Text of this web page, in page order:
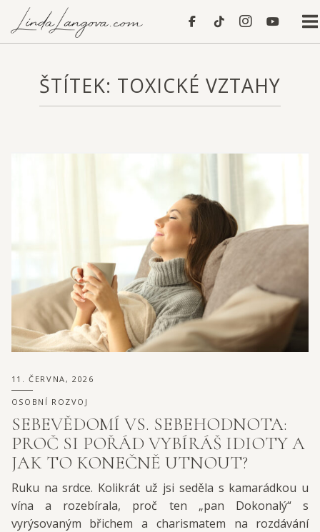
content
Home
ŠTÍTEK: TOXICKÉ VZTAHY
11. ČERVNA, 2026
OSOBNÍ ROZVOJ
SEBEVĚDOMÍ VS. SEBEHODNOTA:
PROČ SI POŘÁD VYBÍRÁŠ IDIOTY A
JAK TO KONEČNĚ UTNOUT?
Ruku na srdce. Kolikrát už jsi seděla s kamarádkou u
vína a rozebírala, proč ten „pan Dokonalý“ s
vyrýsovaným břichem a charismatem na rozdávání